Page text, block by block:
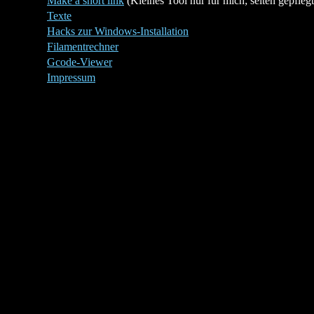
Texte
Hacks zur Windows-Installation
Filamentrechner
Gcode-Viewer
Impressum